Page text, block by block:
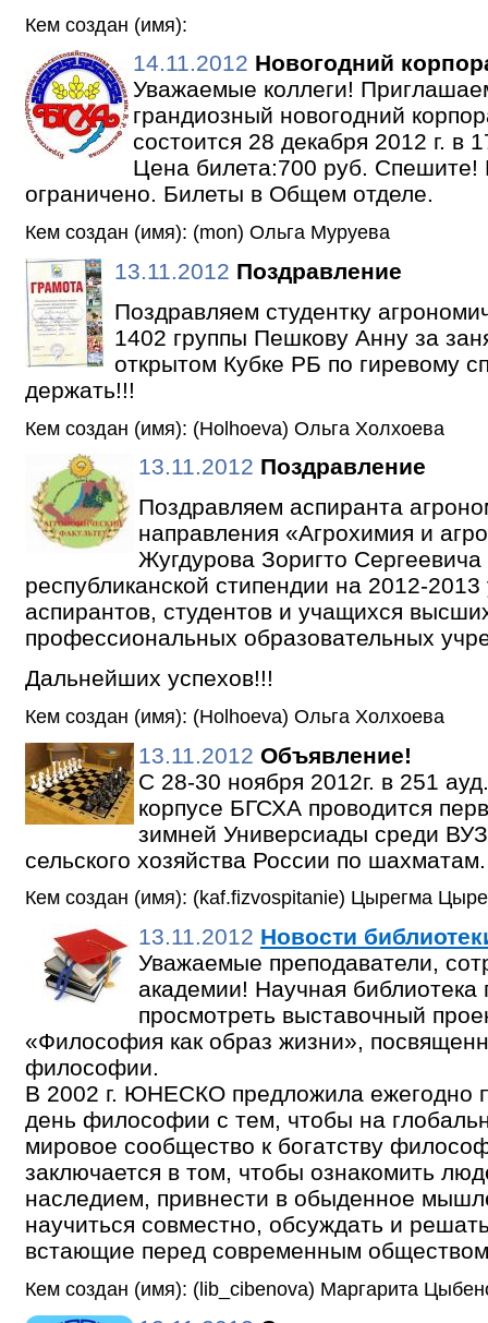
Кем создан (имя):
14.11.2012 Новогодний
Уважаемые коллеги!
грандиозный новогодний
состоится 28 декабря 2012 г. в
Цена билета:700 руб. Спешите!
ограничено. Билеты в Общем отделе.
Кем создан (имя): (mon) Ольга Муруева
13.11.2012 Поздравление
Поздравляем студентку
1402 группы Пешкову Анну за
открытом Кубке РБ по гиревому
держать!!!
Кем создан (имя): (Holhoeva) Ольга Холхоева
13.11.2012 Поздравление
Поздравляем аспиранта
направления «Агрохимия и
Жугдурова Зоригто
республиканской стипендии на 2012-
аспирантов, студентов и учащихся
профессиональных образовательных
Дальнейших успехов!!!
Кем создан (имя): (Holhoeva) Ольга Холхоева
13.11.2012 Объявление!
С 28-30 ноября 2012г. в 251
корпусе БГСХА проводится
зимней Универсиады среди
сельского хозяйства России по шахматам.
Кем создан (имя): (kaf.fizvospitanie) Цырегма
13.11.2012 Новости
Уважаемые преподаватели,
академии! Научная библиотека
просмотреть выставочный
«Философия как образ жизни»,
философии.
В 2002 г. ЮНЕСКО предложила ежегодно
день философии с тем, чтобы на
мировое сообщество к богатству
заключается в том, чтобы ознакомить
наследием, привнести в обыденное
научиться совместно, обсуждать и
встающие перед современным
Кем создан (имя): (lib_cibenova) Маргарита